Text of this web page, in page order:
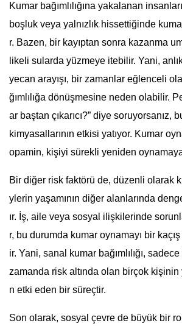
Kumar bağımlılığına yakalanan
boşluk veya yalnızlık hissettiğinde
r. Bazen, bir kayıptan sonra kazanma
likeli sularda yüzmeye itebilir. Yani,
yecan arayışı, bir zamanlar eğlenceli
ğımlılığa dönüşmesine neden olabilir.
ar baştan çıkarıcı?” diye soruyorsanız,
kimyasallarının etkisi yatıyor. Kumar
opamin, kişiyi sürekli yeniden
Bir diğer risk faktörü de, düzenli olarak
ylerin yaşamının diğer alanlarında
ır. İş, aile veya sosyal ilişkilerinde
r, bu durumda kumar oynamayı bir
ir. Yani, sanal kumar bağımlılığı,
zamanda risk altında olan birçok kişinin
n etki eden bir süreçtir.
Son olarak, sosyal çevre de büyük bir